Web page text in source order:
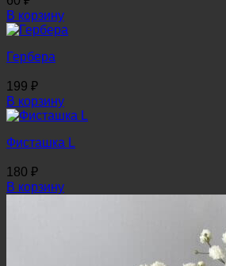
В корзину
Гербера
199 ₽
В корзину
Фисташка L
180 ₽
В корзину